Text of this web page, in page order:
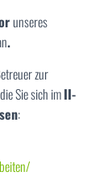
unseres
.
zur
Sie sich imII-
: